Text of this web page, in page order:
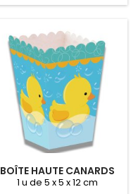
BOÎTE HAUTE CANARDS
1 u de 5 x 5 x 12 cm